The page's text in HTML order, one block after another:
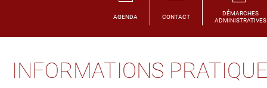
AGENDA CONTACT
DÉMARCHES
ADMINISTRATIVES
INFORMATIONS